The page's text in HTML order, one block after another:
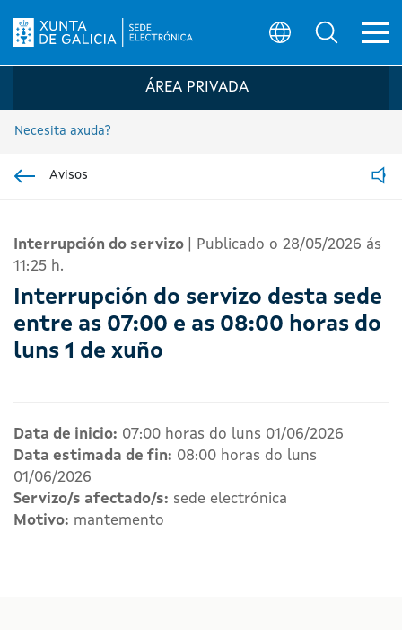
Logo da Sede electrónica da Xunta de
ÁREA PRIVADA
Necesita axuda?
Avisos
Interrupción do servizo
Publicado o 28/05/2026 ás
11:25 h.
Interrupción do servizo desta sede
entre as 07:00 e as 08:00 horas do
luns 1 de xuño
Data de inicio: 07:00 horas do luns 01/06/2026
Data estimada de fin: 08:00 horas do luns
01/06/2026
Servizo/s afectado/s: sede electrónica
Motivo: mantemento